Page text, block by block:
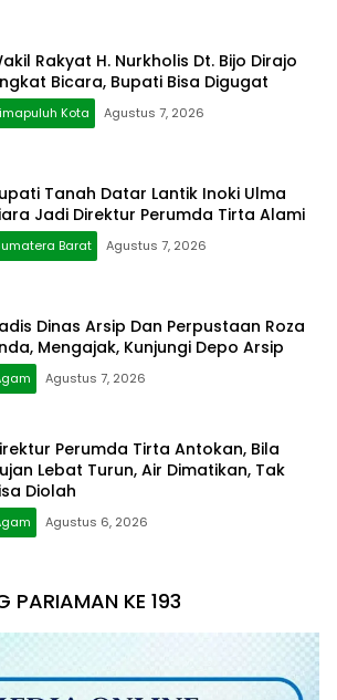
Rakyat H. Nurkholis Dt. Bijo Dirajo
Bicara, Bupati Bisa Digugat
Kota Agustus 7, 2026
Tanah Datar Lantik Inoki Ulma
Jadi Direktur Perumda Tirta Alami
Barat Agustus 7, 2026
Dinas Arsip Dan Perpustaan Roza
Mengajak, Kunjungi Depo Arsip
Agustus 7, 2026
Perumda Tirta Antokan, Bila
Lebat Turun, Air Dimatikan, Tak
Diolah
Agustus 6, 2026
PARIAMAN KE 193